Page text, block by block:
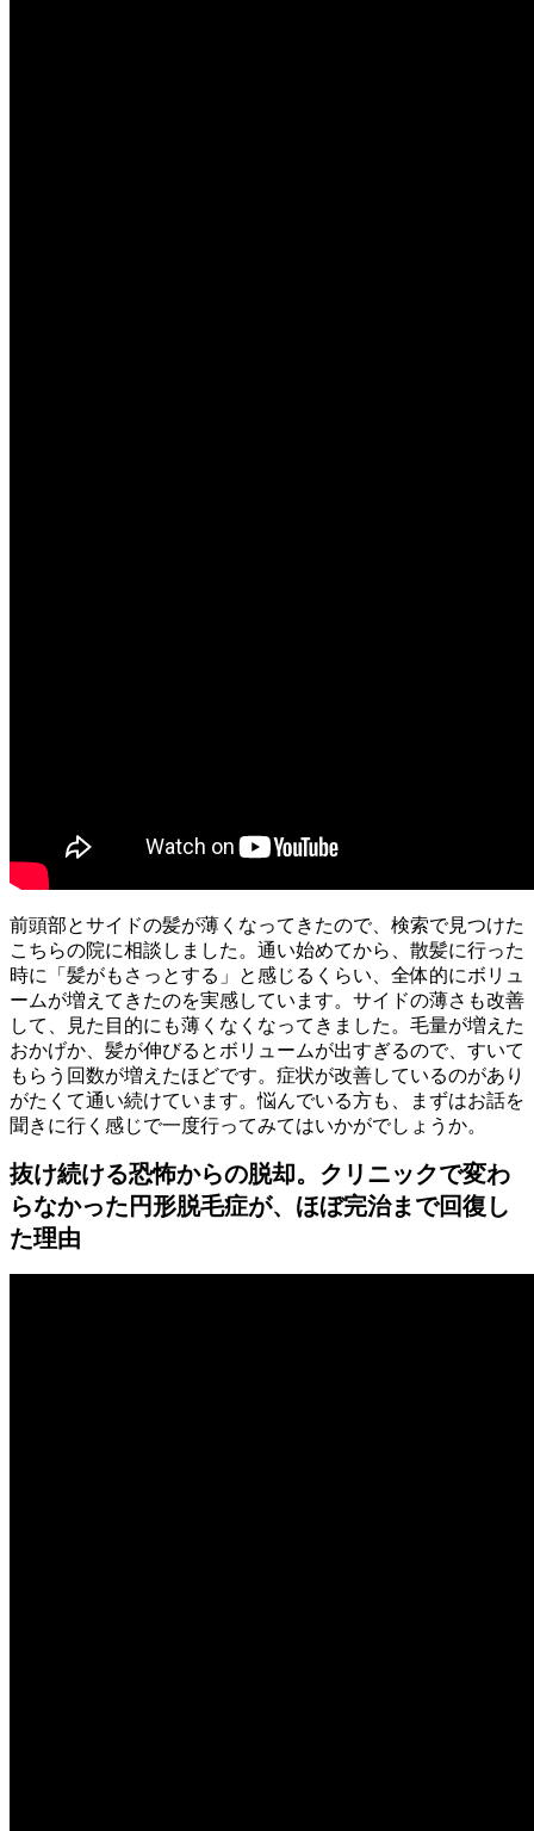
前頭部とサイドの髪が薄くなってきたので、検索で見つけた
こちらの院に相談しました。通い始めてから、散髪に行った
時に「髪がもさっとする」と感じるくらい、全体的にボリュ
ームが増えてきたのを実感しています。サイドの薄さも改善
して、見た目的にも薄くなくなってきました。毛量が増えた
おかげか、髪が伸びるとボリュームが出すぎるので、すいて
もらう回数が増えたほどです。症状が改善しているのがあり
がたくて通い続けています。悩んでいる方も、まずはお話を
聞きに行く感じで一度行ってみてはいかがでしょうか。
抜け続ける恐怖からの脱却。クリニックで変わ
らなかった円形脱毛症が、ほぼ完治まで回復し
た理由